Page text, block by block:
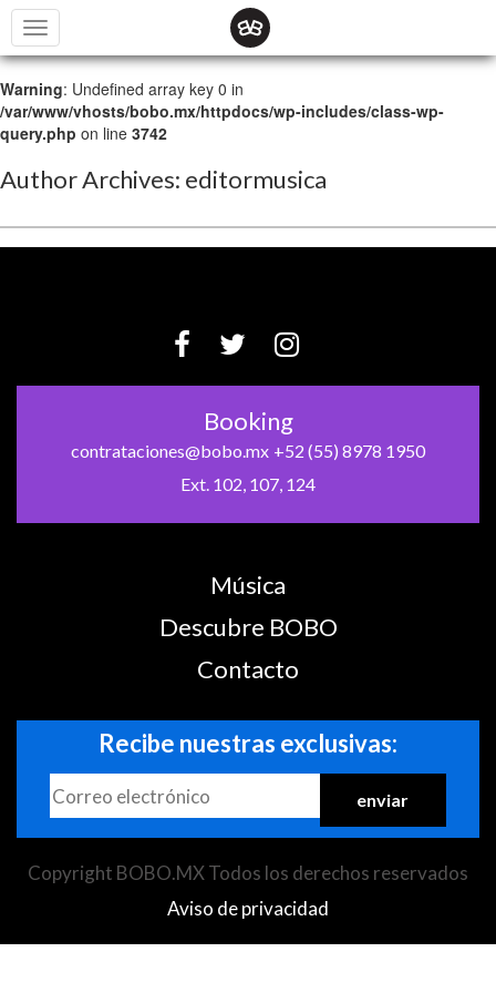
*
Toggle
navigation
Warning: Undefined array key 0 in
/var/www/vhosts/bobo.mx/httpdocs/wp-includes/class-wp-
query.php on line 3742
Author Archives: editormusica
Booking
contrataciones@bobo.mx +52 (55) 8978 1950
Ext. 102, 107, 124
Música
Descubre BOBO
Contacto
Recibe nuestras exclusivas:
Copyright BOBO.MX Todos los derechos reservados
Aviso de privacidad